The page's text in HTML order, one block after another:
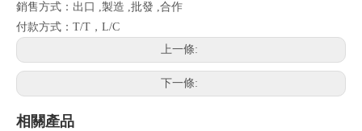
銷售方式：出口 ,製造 ,批發 ,合作
付款方式：T/T，L/C
上一條:
下一條:
相關產品